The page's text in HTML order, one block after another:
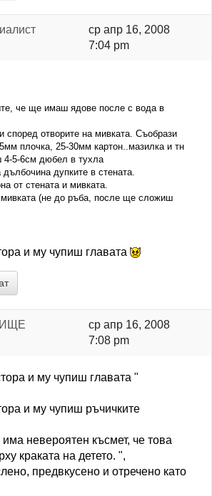
ср апр 16, 2008
7:04 pm
че ще имаш ядове после с вода в
според отворите на мивката. Съобрази
плочка, 25-30мм картон..мазилка и тн
4-5-6см дюбел в тухла
дупките в стената.
от стената и мивката.
(не до ръба, после ще сложиш
и му чупиш главата
ср апр 16, 2008
7:08 pm
и му чупиш главата "
и му чупиш ръчичките
невероятен късмет, че това
краката на детето. ",
предвкусено и отречено като